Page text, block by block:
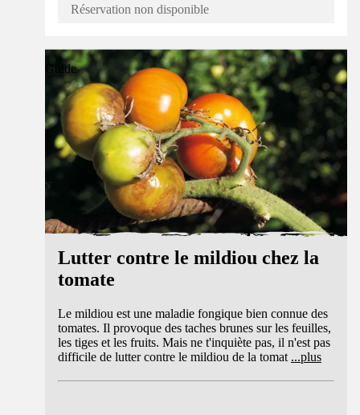
Réservation non disponible
Guide
Lutter contre le mildiou chez la
tomate
Le mildiou est une maladie fongique bien connue des
tomates. Il provoque des taches brunes sur les feuilles,
les tiges et les fruits. Mais ne t'inquiète pas, il n'est pas
difficile de lutter contre le mildiou de la tomat ...plus